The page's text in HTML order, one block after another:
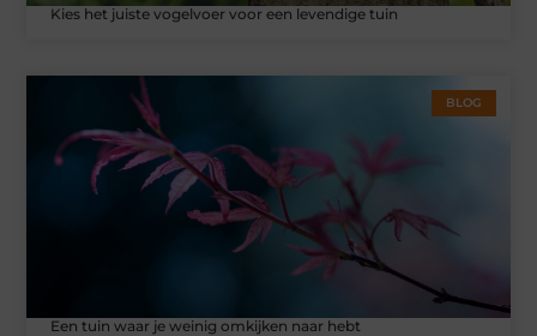
Kies het juiste vogelvoer voor een levendige tuin
BLOG
Een tuin waar je weinig omkijken naar hebt